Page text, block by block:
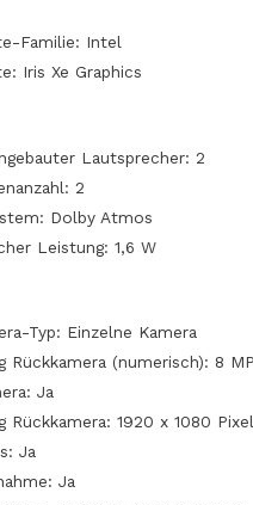
Familie: Intel
Iris Xe Graphics
Lautsprecher: 2
2
Dolby Atmos
Leistung: 1,6 W
Typ: Einzelne Kamera
Rückkamera (numerisch): 8 MP
Ja
Rückkamera: 1920 x 1080 Pixel
Ja
Ja